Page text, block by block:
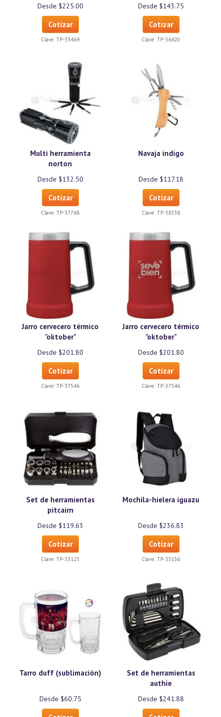
Desde $225.00
Cotizar
Clave: TP-33469
Desde $143.75
Cotizar
Clave: TP-36420
Multi herramienta
norton
Desde $132.50
Cotizar
Clave: TP-37768
Navaja indigo
Desde $117.18
Cotizar
Clave: TP-38338
Jarro cervecero térmico
"oktober"
Desde $201.80
Cotizar
Clave: TP-37546
Jarro cervecero térmico
"oktober"
Desde $201.80
Cotizar
Clave: TP-37546
Set de herramientas
pitcairn
Desde $119.63
Cotizar
Clave: TP-33123
Mochila-hielera iguazu
Desde $236.83
Cotizar
Clave: TP-33136
Tarro duff (sublimación)
Desde $60.75
Set de herramientas
authie
Desde $241.88